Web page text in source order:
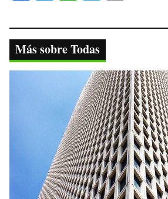
bo
ok
tte
r
ts
A
pp
gr
a
m
y
nk
Más sobre Todas